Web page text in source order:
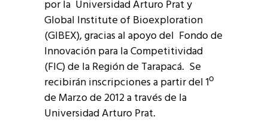
por la Universidad Arturo Prat y
Global Institute of Bioexploration
(GIBEX), gracias al apoyo del Fondo de
Innovación para la Competitividad
(FIC) de la Región de Tarapacá. Se
recibirán inscripciones a partir del 1º
de Marzo de 2012 a través de la
Universidad Arturo Prat.